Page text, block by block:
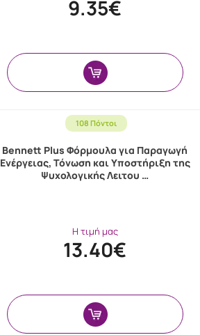
9.35€
108 Πόντοι
Bennett Plus Φόρμουλα για Παραγωγή
Ενέργειας, Τόνωση και Υποστήριξη της
Ψυχολογικής Λειτου …
Η τιμή μας
13.40€